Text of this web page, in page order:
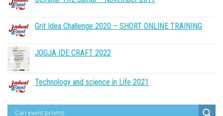
Grit Idea Challenge 2020 – SHORT ONLINE TRAINING
JOGJA IDE CRAFT 2022
Technology and science in Life 2021